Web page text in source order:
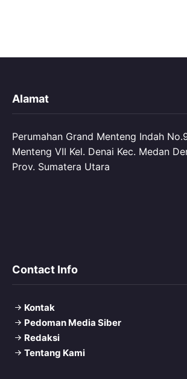
Alamat
Perumahan Grand Menteng Indah
Menteng VII Kel. Denai Kec. Medan
Prov. Sumatera Utara
Contact Info
Kontak
Pedoman Media Siber
Redaksi
Tentang Kami